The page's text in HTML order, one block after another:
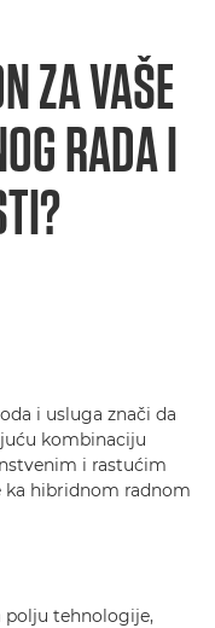
ZA VAŠE
RADA I
i usluga znači da
kombinaciju
i rastućim
ka hibridnom radnom
polju tehnologije,